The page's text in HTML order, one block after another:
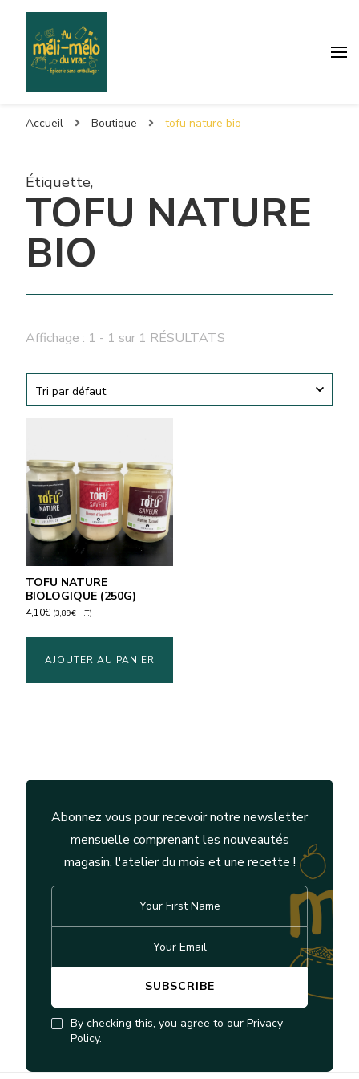
Accueil Boutique tofu nature bio
Étiquette,
TOFU NATURE
BIO
Affichage : 1 - 1 sur 1 RÉSULTATS
TOFU NATURE
BIOLOGIQUE (250G)
4,10€ (3,89€ H.T.)
AJOUTER AU PANIER
Abonnez vous pour recevoir notre newsletter
mensuelle comprenant les nouveautés
magasin, l'atelier du mois et une recette !
By checking this, you agree to our Privacy
Policy.